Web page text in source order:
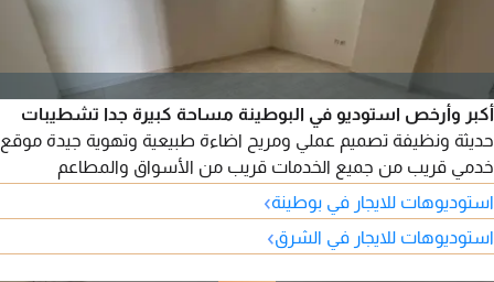
أكبر وأرخص استوديو في البوطينة مساحة كبيرة جدا تشطيبات
حديثة ونظيفة تصميم عملي ومريح اضاءة طبيعية وتهوية جيدة موقع
خدمي قريب من جميع الخدمات قريب من الأسواق والمطاعم
ووسائل المواصلات سهولة الوصول الى جميع المرافق سعر مميز
جدا من أرخص الأسعار في المنطقة تسهيلات في الدفع على 4 أو 5
دفعات الإيجار السنوي 12000 درهم فقط للتواصل والاستفسار
استوديوهات للايجار في بوطينة›
استوديوهات للايجار في الشرق›